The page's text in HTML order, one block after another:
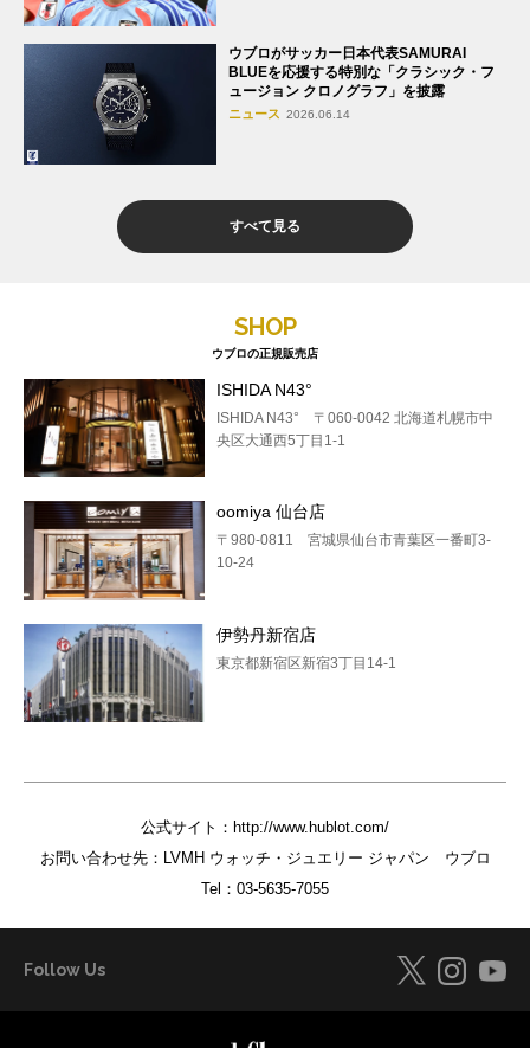
ウブロがサッカー日本代表SAMURAI
BLUEを応援する特別な「クラシック・フ
ュージョン クロノグラフ」を披露
ニュース 2026.06.14
すべて見る
SHOP
ウブロの正規販売店
ISHIDA N43°
ISHIDA N43° 〒060-0042 北海道札幌市中
央区大通西5丁目1-1
oomiya 仙台店
〒980-0811 宮城県仙台市青葉区一番町3-
10-24
伊勢丹新宿店
東京都新宿区新宿3丁目14-1
公式サイト： http://www.hublot.com/
お問い合わせ先：LVMH ウォッチ・ジュエリー ジャパン ウブロ
Tel： 03-5635-7055
Follow Us